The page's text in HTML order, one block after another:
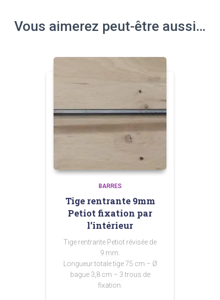
Vous aimerez peut-être aussi…
BARRES
Tige rentrante 9mm
Petiot fixation par
l’intérieur
Tige rentrante Petiot révisée de
9 mm.
Longueur totale tige 75 cm – Ø
bague 3,8 cm – 3 trous de
fixation.